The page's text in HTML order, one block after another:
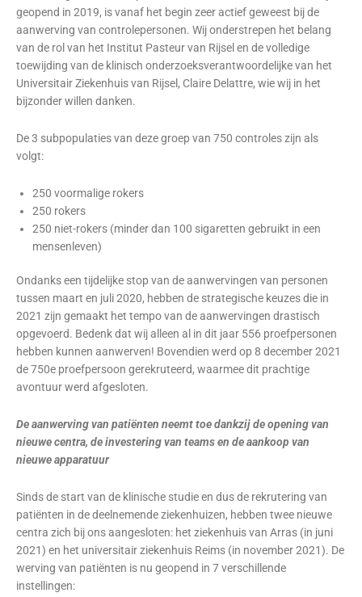
geopend in 2019, is vanaf het begin zeer actief geweest bij de
aanwerving van controlepersonen. Wij onderstrepen het belang
van de rol van het Institut Pasteur van Rijsel en de volledige
toewijding van de klinisch onderzoeksverantwoordelijke van het
Universitair Ziekenhuis van Rijsel, Claire Delattre, wie wij in het
bijzonder willen danken.
De 3 subpopulaties van deze groep van 750 controles zijn als
volgt:
250 voormalige rokers
250 rokers
250 niet-rokers (minder dan 100 sigaretten gebruikt in een
mensenleven)
Ondanks een tijdelijke stop van de aanwervingen van personen
tussen maart en juli 2020, hebben de strategische keuzes die in
2021 zijn gemaakt het tempo van de aanwervingen drastisch
opgevoerd. Bedenk dat wij alleen al in dit jaar 556 proefpersonen
hebben kunnen aanwerven! Bovendien werd op 8 december 2021
de 750e proefpersoon gerekruteerd, waarmee dit prachtige
avontuur werd afgesloten.
De aanwerving van patiënten neemt toe dankzij de opening van
nieuwe centra, de investering van teams en de aankoop van
nieuwe apparatuur
Sinds de start van de klinische studie en dus de rekrutering van
patiënten in de deelnemende ziekenhuizen, hebben twee nieuwe
centra zich bij ons aangesloten: het ziekenhuis van Arras (in juni
2021) en het universitair ziekenhuis Reims (in november 2021). De
werving van patiënten is nu geopend in 7 verschillende
instellingen: